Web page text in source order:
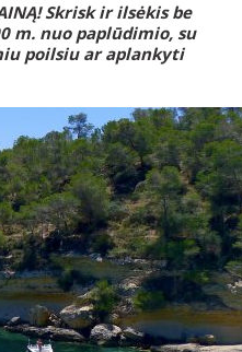
Skrisk ir ilsėkis be
m. nuo paplūdimio, su
poilsiu ar aplankyti